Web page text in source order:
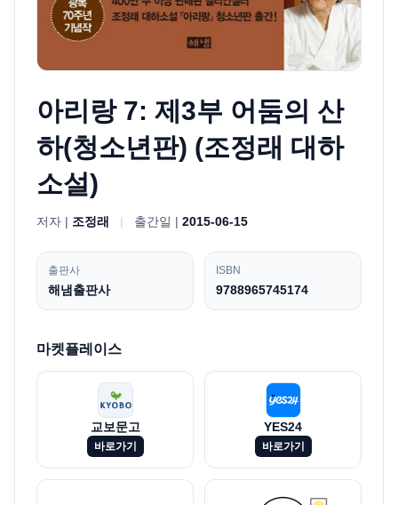
아리랑 7: 제3부 어둠의 산
하(청소년판) (조정래 대하
소설)
저자 | 조정래 | 출간일 | 2015-06-15
출판사
해냄출판사
ISBN
9788965745174
마켓플레이스
교보문고
바로가기
YES24
바로가기